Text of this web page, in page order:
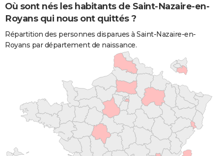
Où sont nés les habitants de Saint-Nazaire-en-
Royans qui nous ont quittés ?
Répartition des personnes disparues à Saint-Nazaire-en-
Royans par département de naissance.